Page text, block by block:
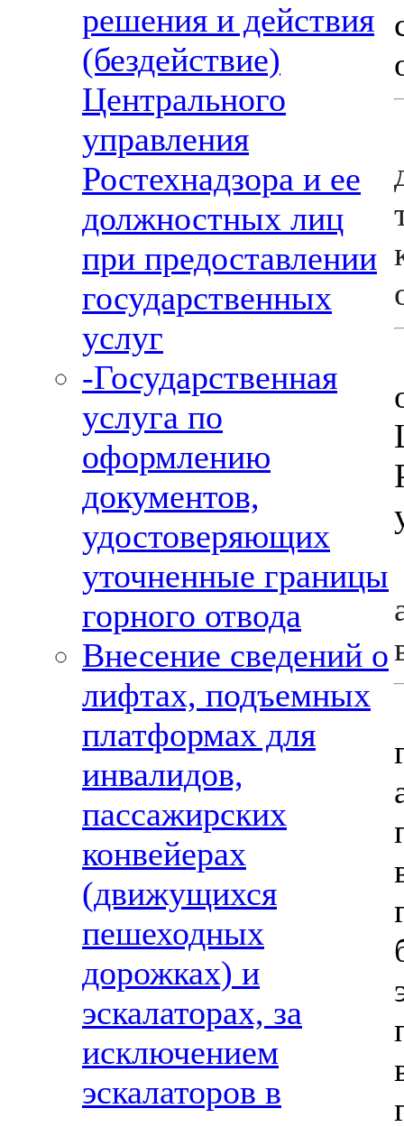
решения и действия
(бездействие)
Центрального
управления
Ростехнадзора и ее
должностных лиц
при предоставлении
государственных
услуг
-Государственная
услуга по
оформлению
документов,
удостоверяющих
уточненные границы
горного отвода
Внесение сведений о
лифтах, подъемных
платформах для
инвалидов,
пассажирских
конвейерах
(движущихся
пешеходных
дорожках) и
эскалаторах, за
исключением
эскалаторов в